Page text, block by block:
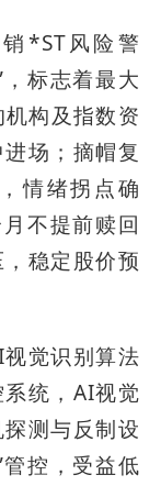
*ST风险警
标志着最大
构及指数资
场；摘帽复
情绪拐点确
不提前赎回
稳定股价预
觉识别算法
统，AI视觉
测与反制设
控，受益低